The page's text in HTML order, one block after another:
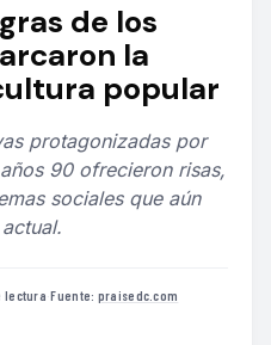
de los
la
popular
protagonizadas por
90 ofrecieron risas,
sociales que aún
lectura·Fuente: praisedc.com